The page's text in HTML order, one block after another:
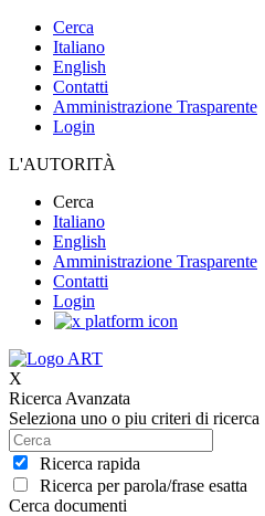
Cerca
Italiano
English
Contatti
Amministrazione Trasparente
Login
L'AUTORITÀ
Cerca
Italiano
English
Amministrazione Trasparente
Contatti
Login
X
Ricerca Avanzata
Seleziona uno o piu criteri di ricerca
Ricerca rapida
Ricerca per parola/frase esatta
Cerca documenti